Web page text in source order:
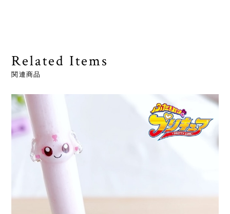
Related Items
関連商品